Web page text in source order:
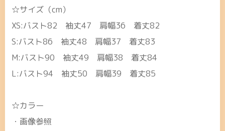
☆サイズ（cm）
XS:バスト82 袖丈47 肩幅36 着丈82
S:バスト86 袖丈48 肩幅37 着丈83
M:バスト90 袖丈49 肩幅38 着丈84
L:バスト94 袖丈50 肩幅39 着丈85
☆カラー
・画像参照